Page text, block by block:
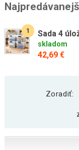
1
skladom
42,69 €
Zoradiť: